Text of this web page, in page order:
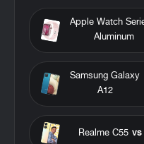
Apple Watch
Aluminum
Samsung Galaxy
A12
vs
Realme C55